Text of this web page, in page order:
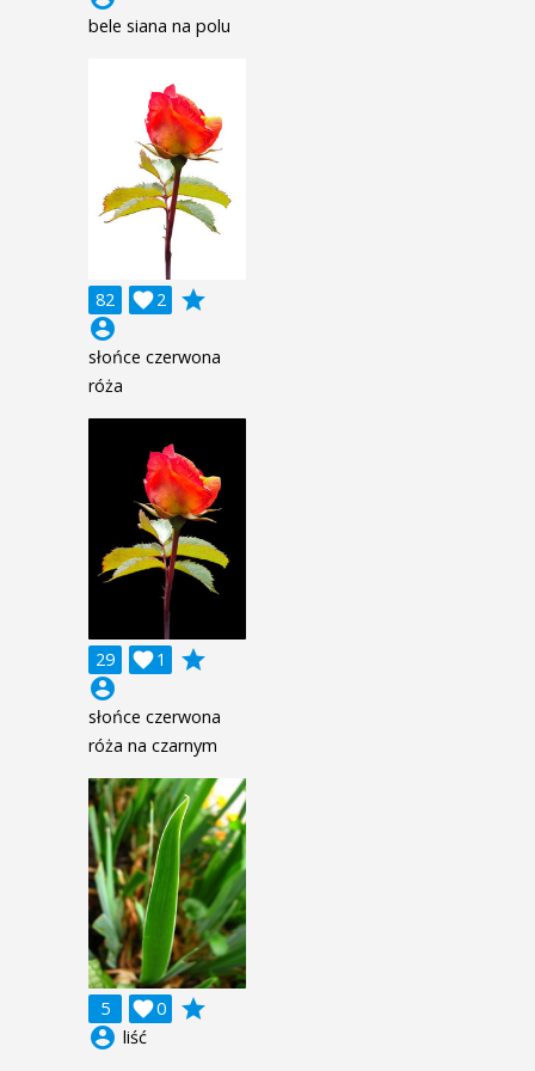
bele siana na polu
82 2

grade
account_circle
słońce czerwona
róża
29 1

grade
account_circle
słońce czerwona
róża na czarnym
5 0

grade
account_circle liść